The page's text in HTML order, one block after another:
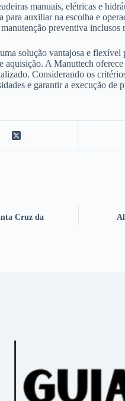
manuais, elétricas e
para auxiliar na escolha e
preventiva inclusos
solução vantajosa e flexível
aquisição. A Manuttech
Considerando os
e garantir a execução de
Cruz da